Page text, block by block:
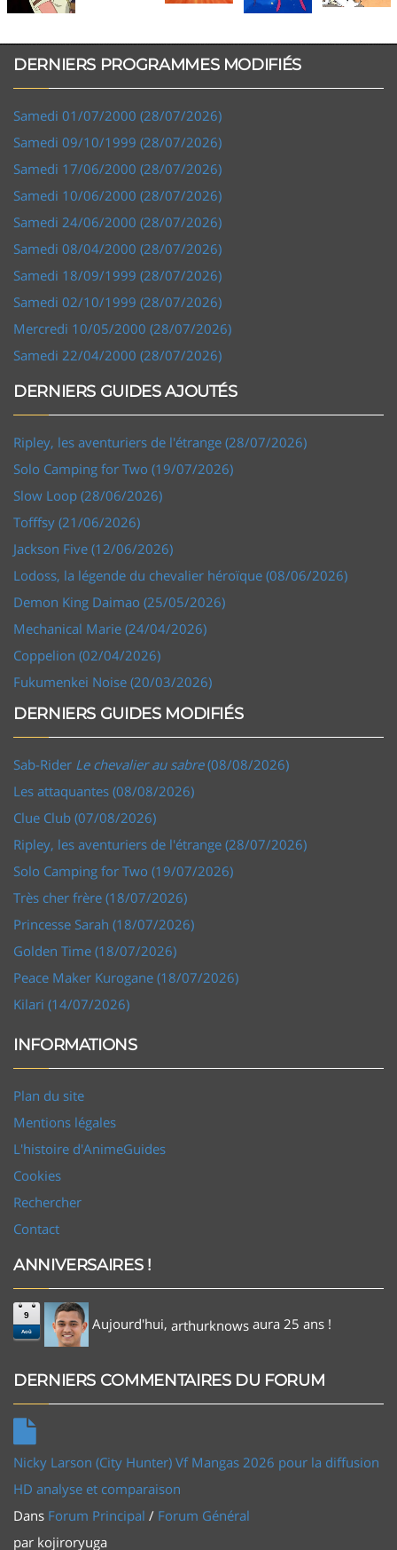
DERNIERS PROGRAMMES MODIFIÉS
Samedi 01/07/2000 (28/07/2026)
Samedi 09/10/1999 (28/07/2026)
Samedi 17/06/2000 (28/07/2026)
Samedi 10/06/2000 (28/07/2026)
Samedi 24/06/2000 (28/07/2026)
Samedi 08/04/2000 (28/07/2026)
Samedi 18/09/1999 (28/07/2026)
Samedi 02/10/1999 (28/07/2026)
Mercredi 10/05/2000 (28/07/2026)
Samedi 22/04/2000 (28/07/2026)
DERNIERS GUIDES AJOUTÉS
Ripley, les aventuriers de l'étrange (28/07/2026)
Solo Camping for Two (19/07/2026)
Slow Loop (28/06/2026)
Tofffsy (21/06/2026)
Jackson Five (12/06/2026)
Lodoss, la légende du chevalier héroïque (08/06/2026)
Demon King Daimao (25/05/2026)
Mechanical Marie (24/04/2026)
Coppelion (02/04/2026)
Fukumenkei Noise (20/03/2026)
DERNIERS GUIDES MODIFIÉS
Sab-Rider Le chevalier au sabre(08/08/2026)
Les attaquantes (08/08/2026)
Clue Club (07/08/2026)
Ripley, les aventuriers de l'étrange (28/07/2026)
Solo Camping for Two (19/07/2026)
Très cher frère (18/07/2026)
Princesse Sarah (18/07/2026)
Golden Time (18/07/2026)
Peace Maker Kurogane (18/07/2026)
Kilari (14/07/2026)
INFORMATIONS
Plan du site
Mentions légales
L'histoire d'AnimeGuides
Cookies
Rechercher
Contact
ANNIVERSAIRES !
9
Aoû Aujourd'hui, arthurknows aura 25 ans !
DERNIERS COMMENTAIRES DU FORUM
Nicky Larson (City Hunter) Vf Mangas 2026 pour la diffusion
HD analyse et comparaison
Dans Forum Principal / Forum Général
par kojiroryuga